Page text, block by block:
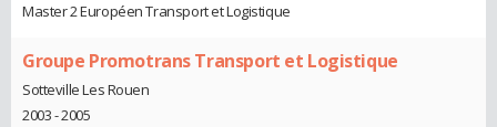
Master 2 Européen Transport et Logistique
Groupe Promotrans Transport et Logistique
Sotteville Les Rouen
2003 - 2005